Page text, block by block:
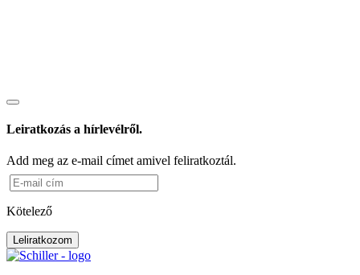
Leiratkozás a hírlevélről.
Add meg az e-mail címet amivel feliratkoztál.
Kötelező
Leliratkozom